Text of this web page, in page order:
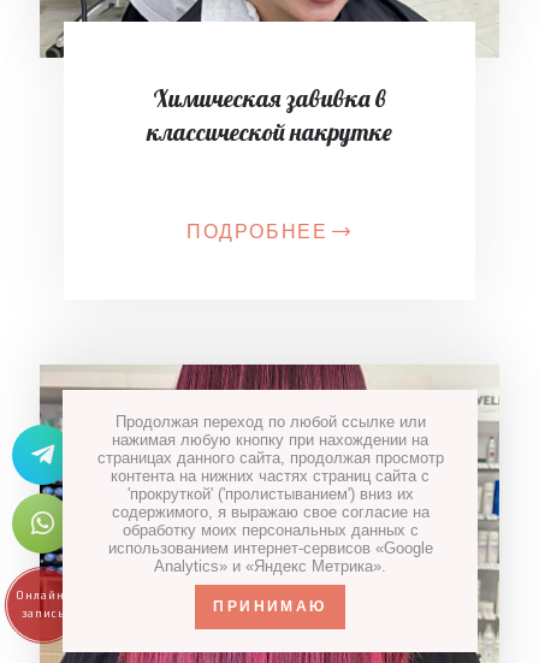
Химическая завивка в
классической накрутке
ПОДРОБНЕЕ
Продолжая переход по любой ссылке или
нажимая любую кнопку при нахождении на
страницах данного сайта, продолжая просмотр
контента на нижних частях страниц сайта с
'прокруткой' ('пролистыванием') вниз их
содержимого, я выражаю свое согласие на
обработку моих персональных данных с
использованием интернет-сервисов «Google
Analytics» и «Яндекс Метрика».
ПРИНИМАЮ